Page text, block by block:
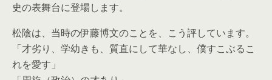
史の表舞台に登場します。
松陰は、当時の伊藤博文のことを、こう評しています。
「才劣り、学幼きも、質直にして華なし、僕すこぶるこ
れを愛す」